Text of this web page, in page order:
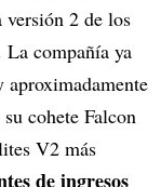
versión 2 de los
La compañía ya
cohete Falcon
V2 más
de ingresos